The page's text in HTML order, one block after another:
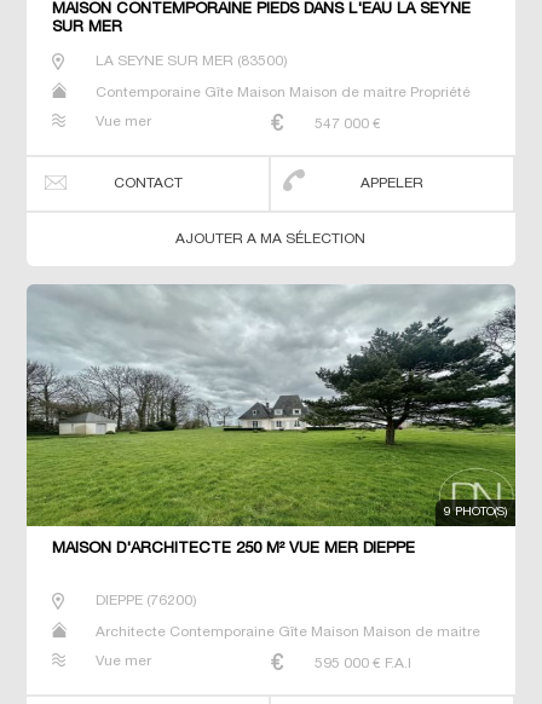
MAISON CONTEMPORAINE PIEDS DANS L'EAU LA SEYNE
SUR MER
LA SEYNE SUR MER (83500)
Contemporaine Gîte Maison Maison de maitre Propriété
Vue mer
547 000 €
CONTACT APPELER
AJOUTER A MA SÉLECTION
9 PHOTO(S)
MAISON D'ARCHITECTE 250 M² VUE MER DIEPPE
DIEPPE(76200)
Architecte Contemporaine Gîte Maison Maison de maitre
Vue mer
595 000 € F.A.I